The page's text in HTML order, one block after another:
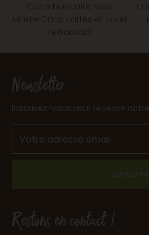
Carte bancaire, Visa,
MasterCard, cartes et ticket
restaurant
Newsletter
Inscrivez-vous pour recevoir
Restons en contact !